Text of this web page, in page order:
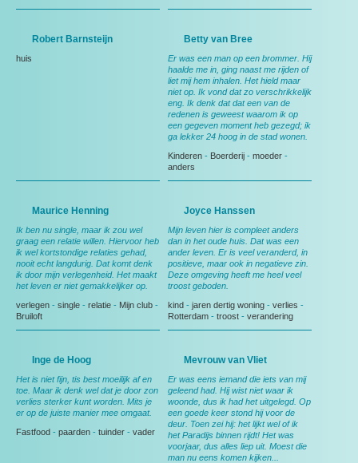
Robert Barnsteijn
huis
Betty van Bree
Er was een man op een brommer. Hij
haalde me in, ging naast me rijden of
liet mij hem inhalen. Het hield maar
niet op. Ik vond dat zo verschrikkelijk
eng. Ik denk dat dat een van de
redenen is geweest waarom ik op
een gegeven moment heb gezegd; ik
ga lekker 24 hoog in de stad wonen.
Kinderen - Boerderij - moeder -
anders
Maurice Henning
Ik ben nu single, maar ik zou wel
graag een relatie willen. Hiervoor heb
ik wel kortstondige relaties gehad,
nooit echt langdurig. Dat komt denk
ik door mijn verlegenheid. Het maakt
het leven er niet gemakkelijker op.
verlegen - single - relatie - Mijn club -
Bruiloft
Joyce Hanssen
Mijn leven hier is compleet anders
dan in het oude huis. Dat was een
ander leven. Er is veel veranderd, in
positieve, maar ook in negatieve zin.
Deze omgeving heeft me heel veel
troost geboden.
kind - jaren dertig woning - verlies -
Rotterdam - troost - verandering
Inge de Hoog
Het is niet fijn, tis best moeilijk af en
toe. Maar ik denk wel dat je door zon
verlies sterker kunt worden. Mits je
er op de juiste manier mee omgaat.
Fastfood - paarden - tuinder - vader
Mevrouw van Vliet
Er was eens iemand die iets van mij
geleend had. Hij wist niet waar ik
woonde, dus ik had het uitgelegd. Op
een goede keer stond hij voor de
deur. Toen zei hij: het lijkt wel of ik
het Paradijs binnen rijdt! Het was
voorjaar, dus alles liep uit. Moest die
man nu eens komen kijken...